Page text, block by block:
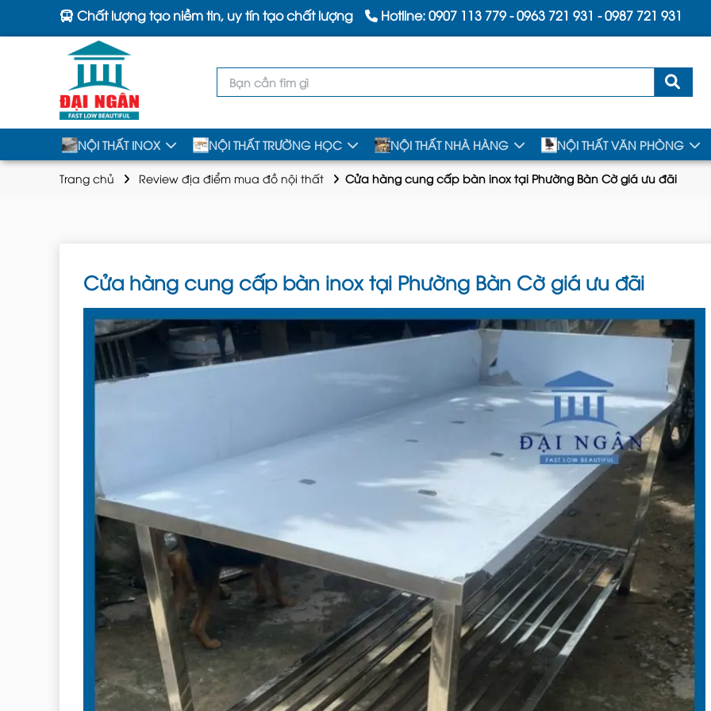
Chất lượng tạo niềm tin, uy tín tạo chất lượng Hotline:0907 113 779-0963 721 931 -0987 721 931
NỘI THẤT INOX NỘI THẤT TRƯỜNG HỌC NỘI THẤT NHÀ HÀNG NỘI THẤT VĂN PHÒNG
Trang chủ Review địa điểm mua đồ nội thất Cửa hàng cung cấp bàn inox tại Phường Bàn Cờ giá ưu đãi
Cửa hàng cung cấp bàn inox tại Phường Bàn Cờ giá ưu đãi